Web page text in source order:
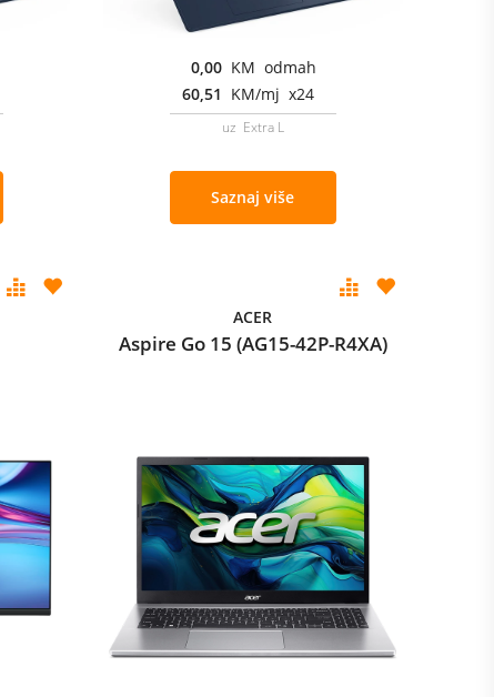
0,00 KM odmah
60,51 KM/mj x24
uz Extra L
Saznaj više
ACER
Aspire Go 15 (AG15-42P-R4XA)